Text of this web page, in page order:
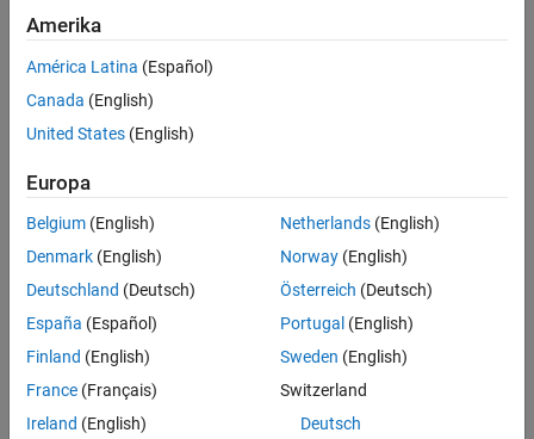
Related Resources
Feedback
UP NEXT:
How to Implement Algorithms for
Simple Moves
Amerika
América Latina (Español)
Canada (English)
United States (English)
Europa
Belgium (English)
Denmark (English)
Deutschland (Deutsch)
España (Español)
Finland (English)
France (Français)
Ireland (English)
Netherlands(English)
Norway(English)
Österreich (Deutsch)
Portugal (English)
Sweden (English)
Switzerland
Deutsch